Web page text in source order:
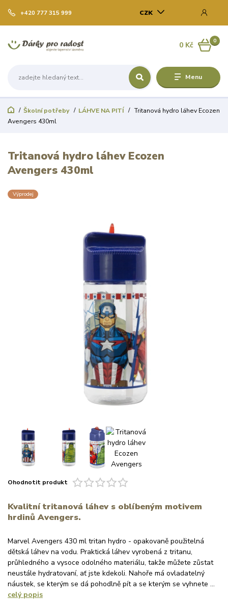
Menu
CZK
+420 777 315 999
0
0 Kč
Školní potřeby LÁHVE NA PITÍ
Tritanová hydro láhev Ecozen
Avengers 430ml
Tritanová hydro láhev Ecozen
Avengers 430ml
Výprodej
Ohodnotit produkt
Kvalitní tritanová láhev s oblíbeným motivem
hrdinů Avengers.
Marvel Avengers 430 ml tritan hydro - opakovaně použitelná
dětská láhev na vodu. Praktická láhev vyrobená z tritanu,
průhledného a vysoce odolného materiálu, takže můžete zůstat
neustále hydratovaní, ať jste kdekoli. Nahoře má ovladatelný
náustek, se kterým se dá pohodlně pít a se kterým se vyhnete ...
celý popis